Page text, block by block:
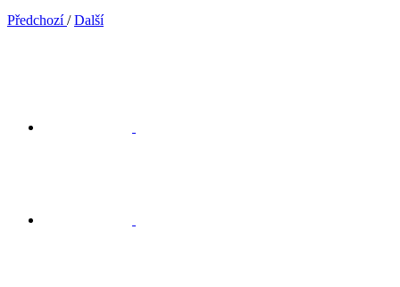
Předchozí / Další